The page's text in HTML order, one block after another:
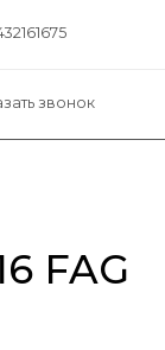
звонок
FAG